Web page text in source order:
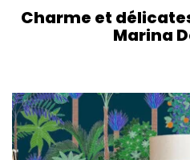
Charme et
Marina